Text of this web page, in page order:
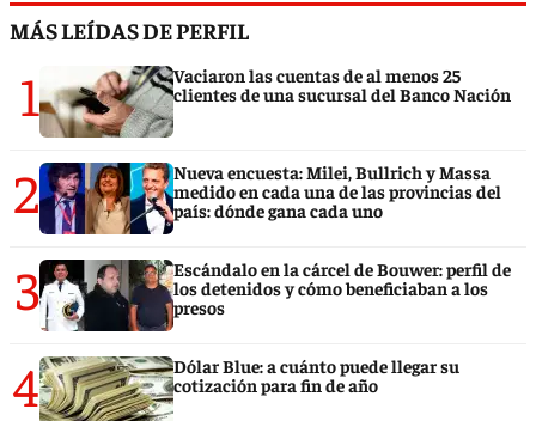
MÁS LEÍDAS DE PERFIL
1
Vaciaron las cuentas de al menos 25
clientes de una sucursal del Banco Nación
2
Nueva encuesta: Milei, Bullrich y Massa
medido en cada una de las provincias del
país: dónde gana cada uno
3
Escándalo en la cárcel de Bouwer: perfil de
los detenidos y cómo beneficiaban a los
presos
4
Dólar Blue: a cuánto puede llegar su
cotización para fin de año